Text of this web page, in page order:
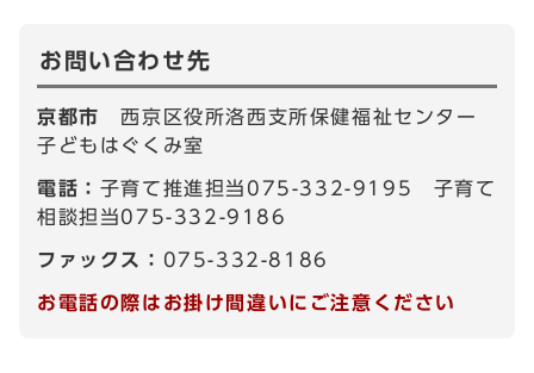
お問い合わせ先
京都市西京区役所洛西支所保健福祉センター
子どもはぐくみ室
電話： 子育て推進担当075-332-9195 子育て
相談担当075-332-9186
ファックス： 075-332-8186
お電話の際はお掛け間違いにご注意ください